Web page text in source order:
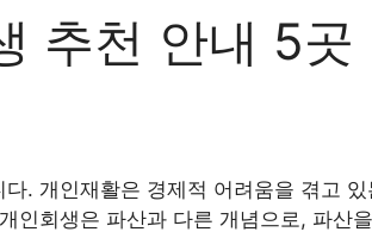
추천 안내 5곳
. 개인재활은 경제적 어려움을 겪고
인회생은 파산과 다른 개념으로, 파산